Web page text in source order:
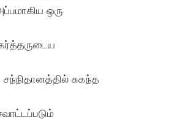
ஒரு
சுகந்த